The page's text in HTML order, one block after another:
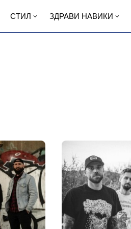
СТИЛ ЗДРАВИ НАВИКИ